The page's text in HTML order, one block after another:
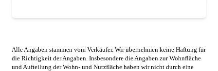
Alle Angaben stammen vom Verkäufer. Wir übernehmen keine Haftung für
die Richtigkeit der Angaben. Insbesondere die Angaben zur Wohnfläche
und Aufteilung der Wohn- und Nutzfläche haben wir nicht durch eine